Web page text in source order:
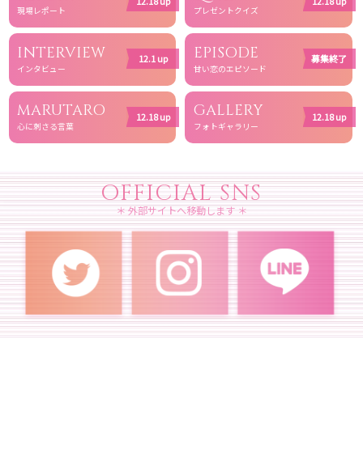
現場レポート プレゼントクイズ
INTERVIEW
インタビュー
12.1 up EPISODE
甘い恋のエピソード
募集終了
MARUTARO
心に刺さる言葉
12.18 up GALLERY
フォトギャラリー
12.18 up
OFFICIAL SNS
＊ 外部サイトへ移動します ＊